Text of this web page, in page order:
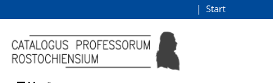
Browsen
direkt zum Inhalt
Start